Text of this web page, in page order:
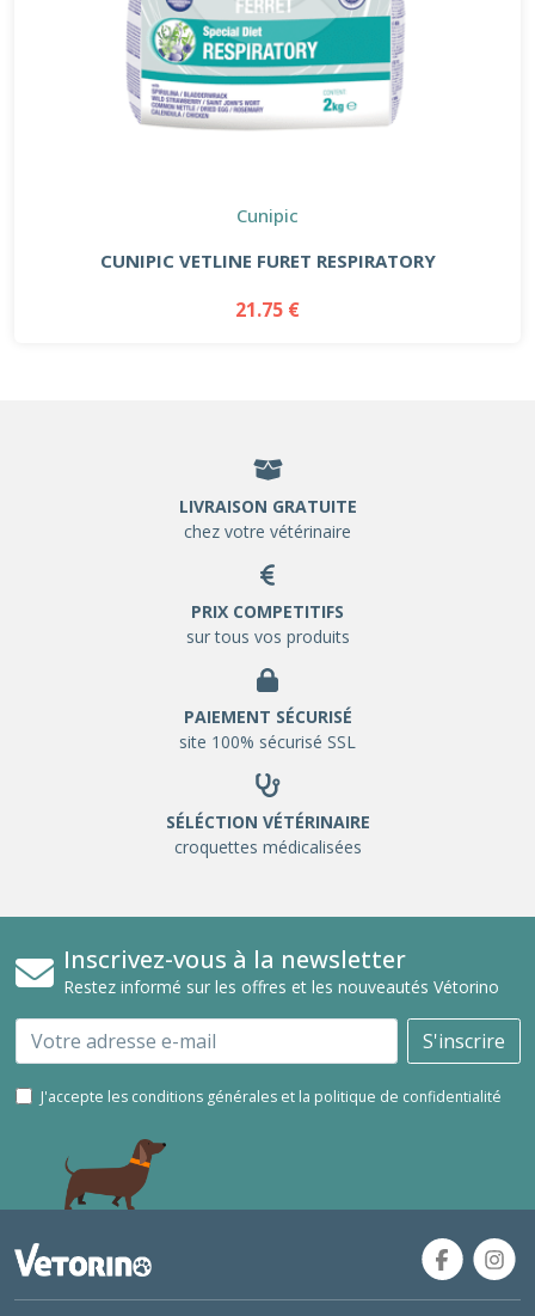
Cunipic
CUNIPIC VETLINE FURET RESPIRATORY
21.75 €
LIVRAISON GRATUITE
chez votre vétérinaire
PRIX COMPETITIFS
sur tous vos produits
PAIEMENT SÉCURISÉ
site 100% sécurisé SSL
SÉLÉCTION VÉTÉRINAIRE
croquettes médicalisées
Inscrivez-vous à la newsletter
Restez informé sur les offres et les nouveautés Vétorino
Email S'inscrire
J'accepte les conditions générales et la politique de confidentialité